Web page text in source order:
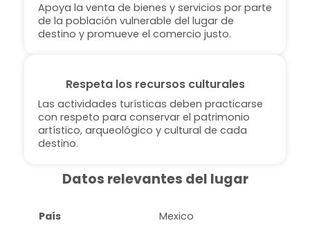
Apoya la venta de bienes y servicios por parte
de la población vulnerable del lugar de
destino y promueve el comercio justo.
Respeta los recursos culturales
Las actividades turísticas deben practicarse
con respeto para conservar el patrimonio
artístico, arqueológico y cultural de cada
destino.
Datos relevantes del lugar
País Mexico